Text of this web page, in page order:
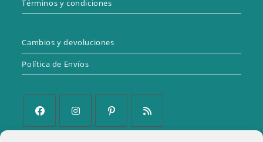
Términos y condiciones
Cambios y devoluciones
Política de Envíos
Se Se Se Se